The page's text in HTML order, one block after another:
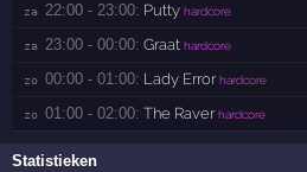
za 22:00 - 23:00: Putty hardcore
za 23:00 - 00:00: Graat hardcore
zo 00:00 - 01:00: Lady Error hardcore
zo 01:00 - 02:00: The Raver hardcore
Statistieken